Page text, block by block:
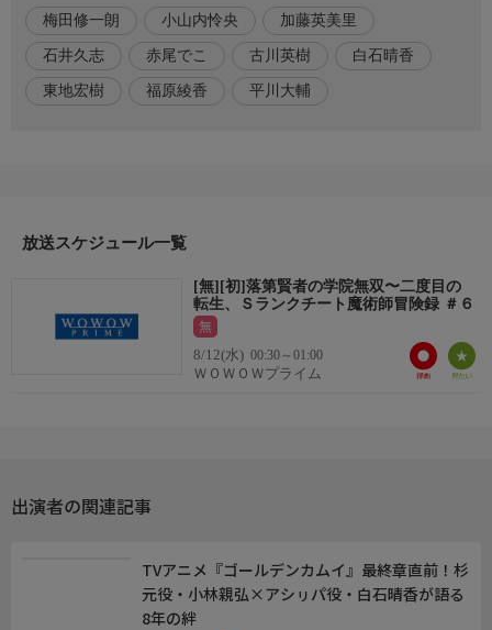
入学式の特別模範戦として、エフタルはアルテナ魔法学院学長に
して、自身の前世の愛弟子であるマーリンと対峙する。まだエフ
タルのことを転生した師だと気付いていないマーリン。レベル
６、７の高位魔法を完全無詠唱で応酬し合う２人の戦いは、もは
やデモンストレーションを超えた異次元の領域へ。矜持を燃やす
【原作】白石新・けんたろう・魚デニム（掲載 「マンガＵ
Ｐ！」スクウェア・エニックス刊)
【シリーズ構成】赤尾でこ
【キャラクターデザイン】古川英樹
【アニメーション制作】EMTスクエアード
福原綾香（役名：エフタル(幼少期))、加藤英美里(役名:イリア)、
梅田修一朗 小山内怜央 加藤英美里
石井久志 赤尾でこ 古川英樹 白石晴香
東地宏樹 福原綾香 平川大輔
放送スケジュール一覧
[無][初]落第賢者の学院無双〜二度目の
転生、Ｓランクチート魔術師冒険録 ＃６
無
8/12(水) 00:30～01:00
ＷＯＷＯＷプライム
出演者の関連記事
TVアニメ『ゴールデンカムイ』最終章直前！杉
元役・小林親弘×アシㇼパ役・白石晴香が語る
8年の絆